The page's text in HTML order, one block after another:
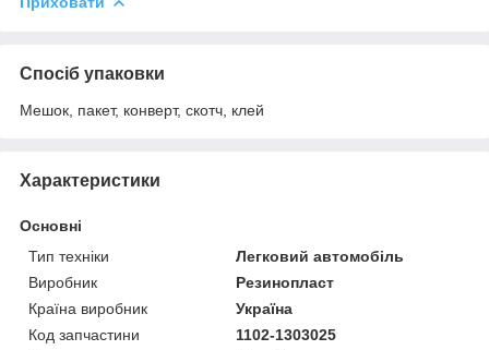
Спосіб упаковки
Мешок, пакет, конверт, скотч, клей
Характеристики
Основні
Тип техніки
Легковий автомобіль
Виробник
Резинопласт
Країна виробник
Україна
Код запчастини
1102-1303025